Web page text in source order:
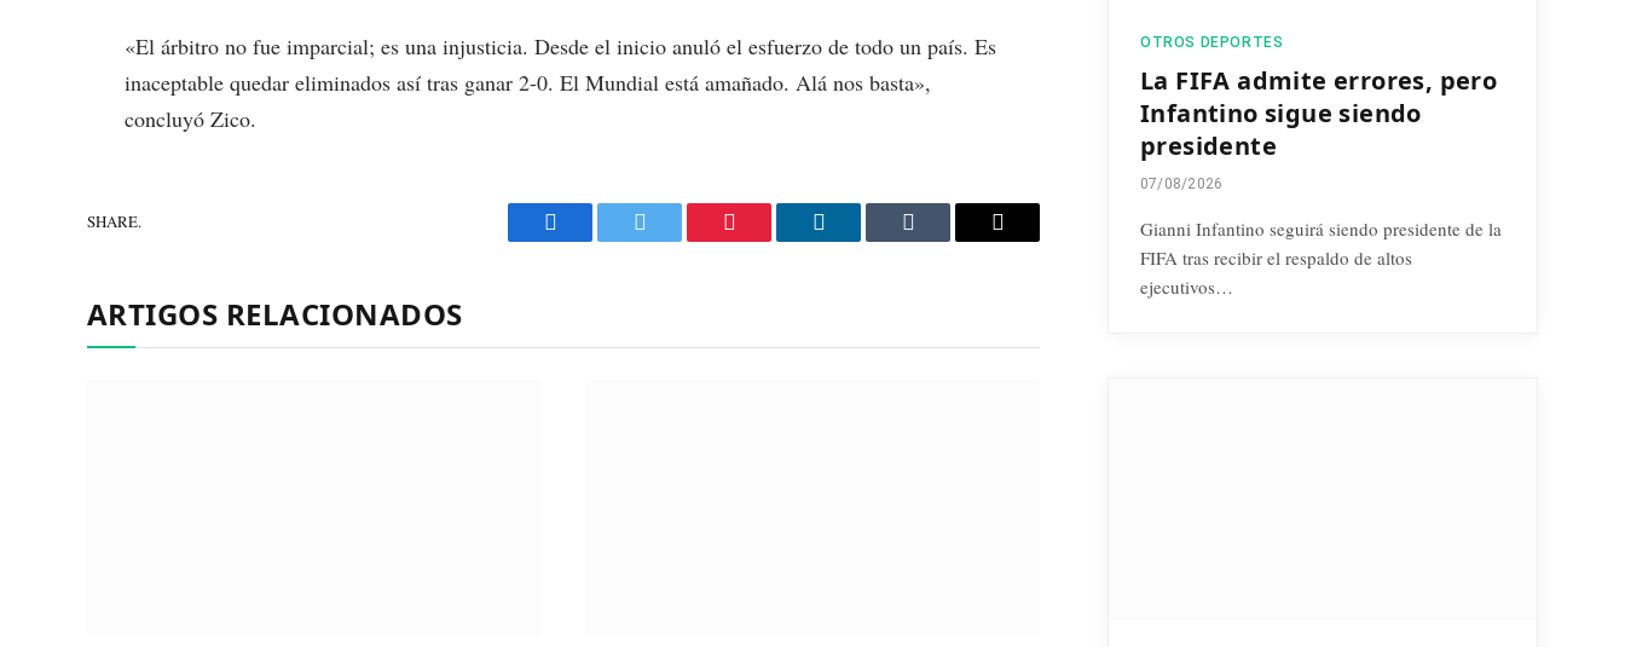
«El árbitro no fue imparcial; es una injusticia. Desde el inicio anuló el esfuerzo de todo un país. Es
inaceptable quedar eliminados así tras ganar 2-0. El Mundial está amañado. Alá nos basta»,
concluyó Zico.
SHARE.
Facebook Twitter Pinterest LinkedIn Tumblr Email
ARTIGOS RELACIONADOS
OTROS DEPORTES
La FIFA admite errores, pero
Infantino sigue siendo
presidente
07/08/2026
Gianni Infantino seguirá siendo presidente de la
FIFA tras recibir el respaldo de altos
ejecutivos…